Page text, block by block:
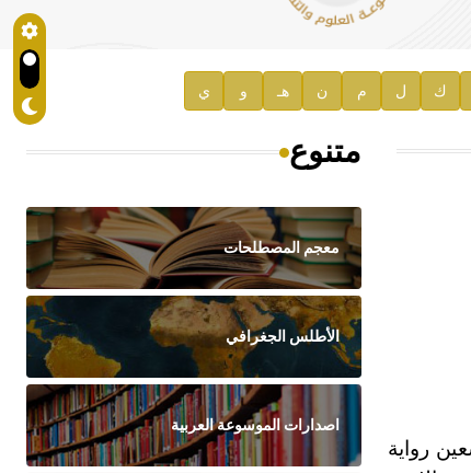
ك ل م ن هـ و ي
رواية
متنوع
معجم المصطلحات
الأطلس الجغرافي
اصدارات الموسوعة العربية